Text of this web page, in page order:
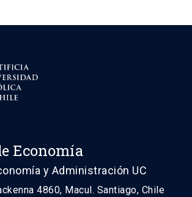
Economía
y Administración UC
4860, Macul. Santiago, Chile